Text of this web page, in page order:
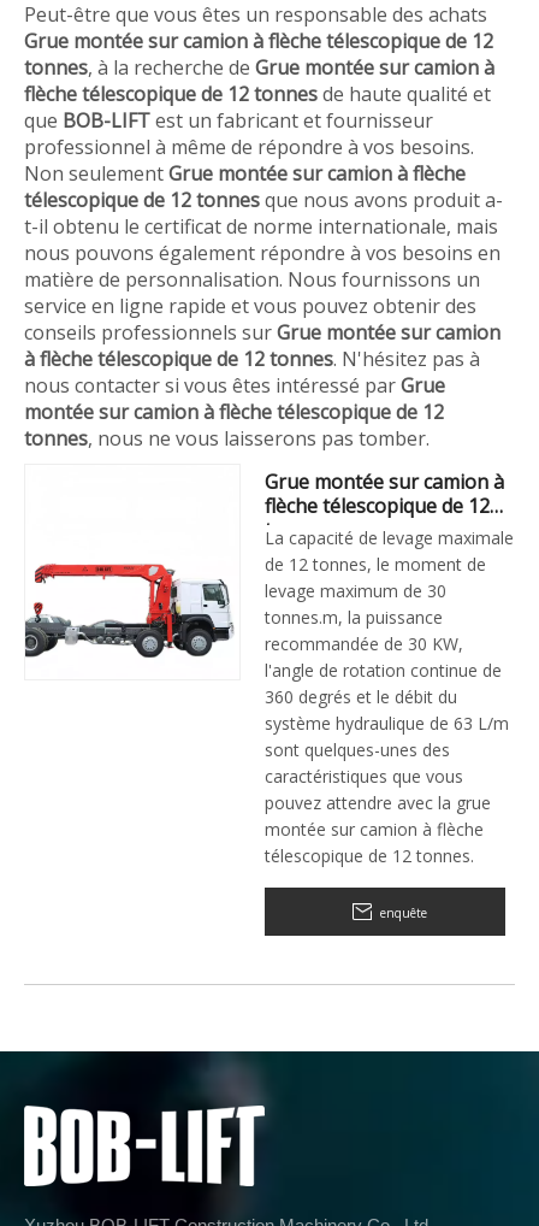
Peut-être que vous êtes un responsable des achats
Grue montée sur camion à flèche télescopique de 12
tonnes, à la recherche de Grue montée sur camion à
flèche télescopique de 12 tonnesde haute qualité et
que BOB-LIFTest un fabricant et fournisseur
professionnel à même de répondre à vos besoins.
Non seulementGrue montée sur camion à flèche
télescopique de 12 tonnesque nous avons produit a-
t-il obtenu le certificat de norme internationale, mais
nous pouvons également répondre à vos besoins en
matière de personnalisation. Nous fournissons un
service en ligne rapide et vous pouvez obtenir des
conseils professionnels surGrue montée sur camion
à flèche télescopique de 12 tonnes. N'hésitez pas à
nous contacter si vous êtes intéressé parGrue
montée sur camion à flèche télescopique de 12
tonnes, nous ne vous laisserons pas tomber.
Grue montée sur camion à
flèche télescopique de 12
tonnes
La capacité de levage maximale
de 12 tonnes, le moment de
levage maximum de 30
tonnes.m, la puissance
recommandée de 30 KW,
l'angle de rotation continue de
360 ​​degrés et le débit du
système hydraulique de 63 L/m
sont quelques-unes des
caractéristiques que vous
pouvez attendre avec la grue
montée sur camion à flèche
télescopique de 12 tonnes.
enquête